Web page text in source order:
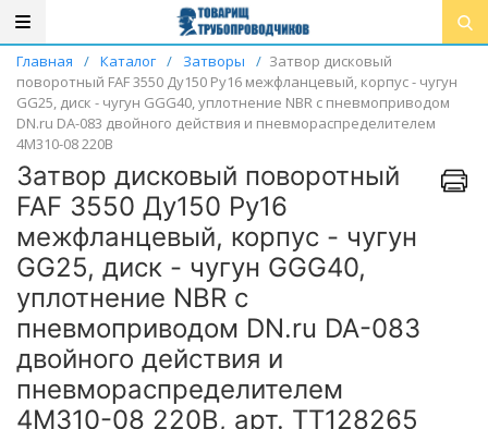
Главная / Каталог / Затворы / Затвор дисковый
поворотный FAF 3550 Ду150 Ру16 межфланцевый, корпус - чугун
GG25, диск - чугун GGG40, уплотнение NBR с пневмоприводом
DN.ru DA-083 двойного действия и пневмораспределителем
4M310-08 220В
Затвор дисковый поворотный
FAF 3550 Ду150 Ру16
межфланцевый, корпус - чугун
GG25, диск - чугун GGG40,
уплотнение NBR с
пневмоприводом DN.ru DA-083
двойного действия и
пневмораспределителем
4M310-08 220В, арт. ТТ128265